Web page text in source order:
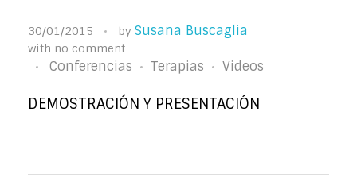
30/01/2015 by Susana Buscaglia
with no comment
Conferencias Terapias Videos
DEMOSTRACIÓN Y PRESENTACIÓN